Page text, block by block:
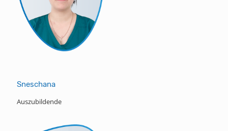
Sneschana
Auszubildende